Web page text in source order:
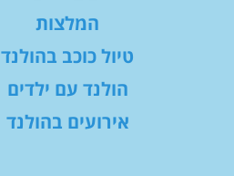
המלצות
טיול כוכב בהולנד
הולנד עם ילדים
אירועים בהולנד